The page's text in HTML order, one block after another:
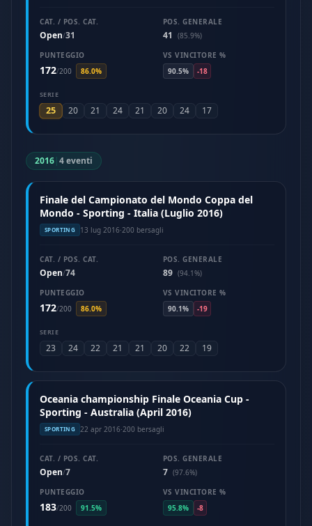
CAT. / POS. CAT.
Open/31
POS. GENERALE
41
(85.9%)
PUNTEGGIO
172/200 86.0%
VS VINCITORE %
90.5%
-18
SERIE
25 20 21 24 21 20 24 17
2016|4 eventi
Finale del Campionato del Mondo Coppa del
Mondo - Sporting - Italia (Luglio 2016)
SPORTING 13 lug 2016·200 bersagli
CAT. / POS. CAT.
Open/74
POS. GENERALE
89 (94.1%)
PUNTEGGIO
172/200 86.0%
VS VINCITORE %
90.1%
-19
SERIE
23 24 22 21 21 20 22 19
Oceania championship Finale Oceania Cup -
Sporting - Australia (April 2016)
SPORTING 22 apr 2016·200 bersagli
CAT. / POS. CAT.
Open/7
POS. GENERALE
7 (97.6%)
PUNTEGGIO
183/200 91.5%
VS VINCITORE %
95.8%
-8